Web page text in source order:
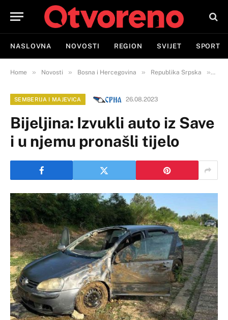
NASLOVNA NOVOSTI REGION SVIJET SPORT
Home » Novosti » Bosna i Hercegovina » Republika Srpska »
SEMBERIJA I MAJEVICA 26.08.2023
Bijeljina: Izvukli auto iz Save
i u njemu pronašli tijelo